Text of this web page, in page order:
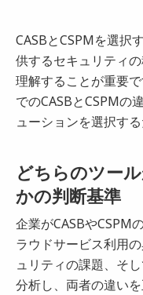
CASBとCSPMを選択
供するセキュリティ
理解することが重要
でのCASBとCSPMの
ューションを選択す
どちらのツー
かの判断基準
企業がCASBやCSPM
ラウドサービス利用
ュリティの課題、そ
分析し、両者の違い